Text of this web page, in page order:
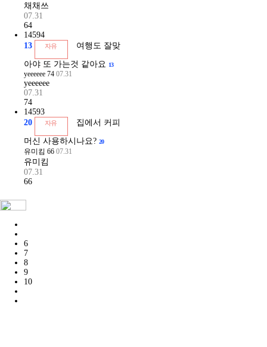
채채쓰
07.31
64
14594
13
자유 여행도 잘맞
아야 또 가는것 같아요 13
yeeeeee 74 07.31
yeeeeee
07.31
74
14593
20
자유 집에서 커피
머신 사용하시나요? 20
유미킴 66 07.31
유미킴
07.31
66
6
7
8
9
10